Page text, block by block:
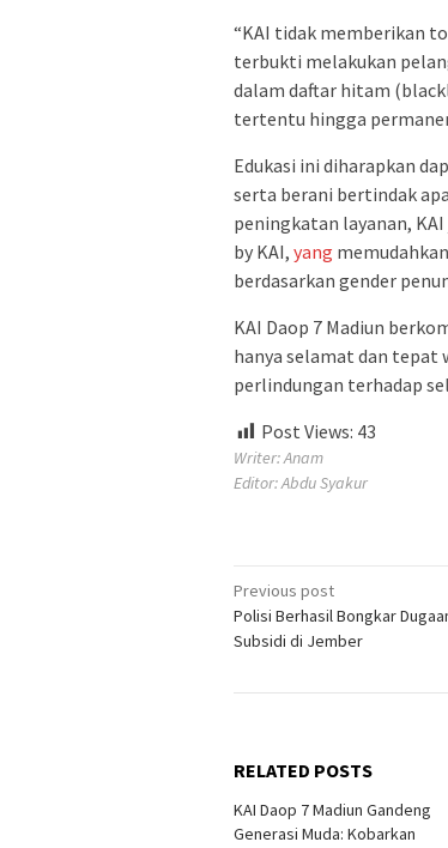
“KAI tidak memberikan
terbukti melakukan
dalam daftar hitam
tertentu hingga
Edukasi ini diharapkan
serta berani bertindak
peningkatan layanan,
by KAI, yang
berdasarkan gender
KAI Daop 7 Madiun
hanya selamat dan
perlindungan terhadap
Post Views: 43
Writer: Anam
Editor: Abdu Syakur
Post
navigation
Previous post
Polisi Berhasil Bongkar
Subsidi di Jember
RELATED POSTS
KAI Daop 7 Madiun Gandeng
Generasi Muda: Kobarkan